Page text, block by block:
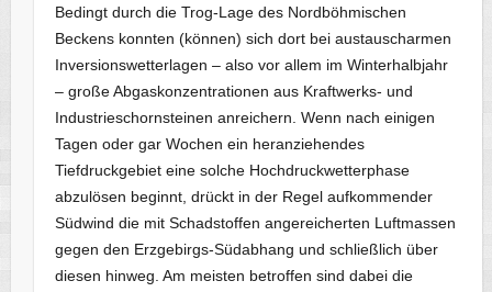
Bedingt durch die Trog-Lage des Nordböhmischen
Beckens konnten (können) sich dort bei austauscharmen
Inversionswetterlagen – also vor allem im Winterhalbjahr
– große Abgaskonzentrationen aus Kraftwerks- und
Industrieschornsteinen anreichern. Wenn nach einigen
Tagen oder gar Wochen ein heranziehendes
Tiefdruckgebiet eine solche Hochdruckwetterphase
abzulösen beginnt, drückt in der Regel aufkommender
Südwind die mit Schadstoffen angereicherten Luftmassen
gegen den Erzgebirgs-Südabhang und schließlich über
diesen hinweg. Am meisten betroffen sind dabei die